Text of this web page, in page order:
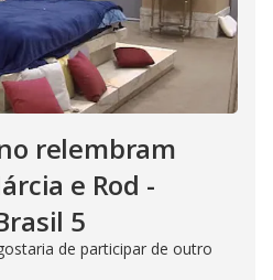
relembram
e Rod -
5
de participar de outro